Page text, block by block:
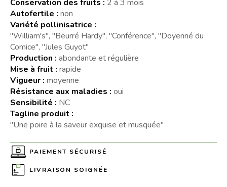
Conservation des fruits : 2 à 3 mois
Autofertile : non
Variété pollinisatrice :
"William's", "Beurré Hardy", "Conférence", "Doyenné du
Comice", "Jules Guyot"
Production : abondante et régulière
Mise à fruit : rapide
Vigueur : moyenne
Résistance aux maladies : oui
Sensibilité : NC
Tagline produit :
"Une poire à la saveur exquise et musquée"
PAIEMENT SÉCURISÉ
LIVRAISON SOIGNÉE